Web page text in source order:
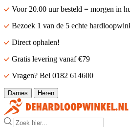
Voor 20.00 uur besteld = morgen in
Bezoek 1 van de 5 echte
Direct ophalen!
Gratis levering vanaf €79
Vragen? Bel 0182 614600
Dames Heren
Zoek